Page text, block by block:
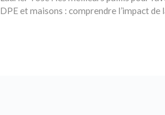
DPE et maisons : comprendre l’impact